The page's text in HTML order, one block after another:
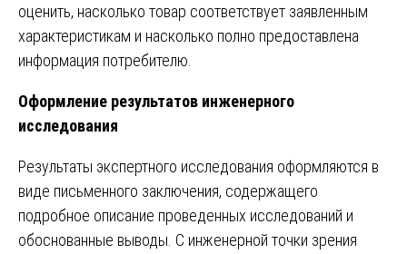
оценить, насколько товар соответствует заявленным
характеристикам и насколько полно предоставлена
информация потребителю.
Оформление результатов инженерного
исследования
Результаты экспертного исследования оформляются в
виде письменного заключения, содержащего
подробное описание проведенных исследований и
обоснованные выводы. С инженерной точки зрения